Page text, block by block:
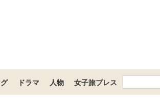
ドラマ 人物 女子旅プレス